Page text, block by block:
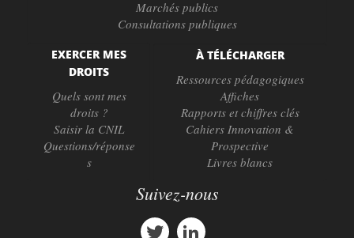
Marchés publics
Consultations publiques
EXERCER MES
DROITS
Quels sont mes
droits ?
Saisir la CNIL
Questions/réponse
s
À TÉLÉCHARGER
Ressources pédagogiques
Affiches
Rapports et chiffres clés
Cahiers Innovation &
Prospective
Livres blancs
Suivez-nous